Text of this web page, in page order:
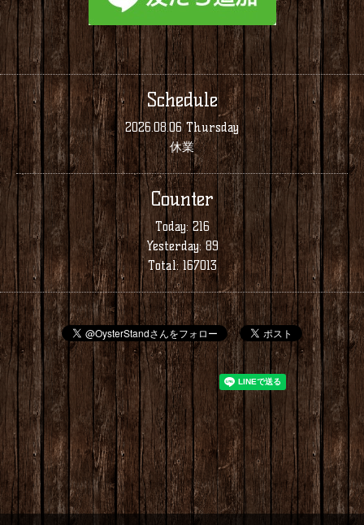
Schedule
2026.08.06 Thursday
休業
Counter
Today: 216
Yesterday:89
Total:167013